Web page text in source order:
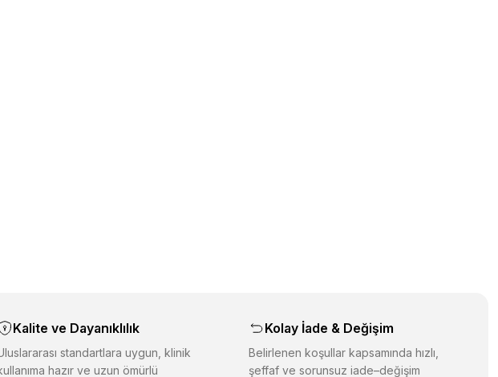
Kalite ve Dayanıklılık
standartlara uygun, klinik
hazır ve uzun ömürlü
Kolay İade & Değişim
Belirlenen koşullar kapsamında hızlı,
şeffaf ve sorunsuz iade–değişim